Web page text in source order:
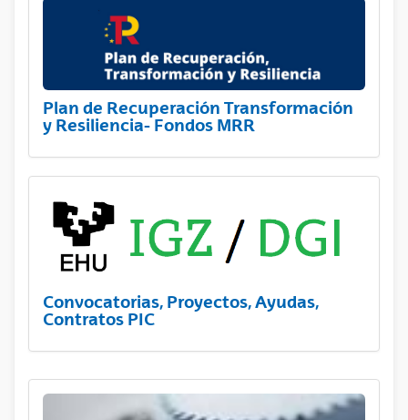
Plan de Recuperación Transformación
y Resiliencia- Fondos MRR
Convocatorias, Proyectos, Ayudas,
Contratos PIC